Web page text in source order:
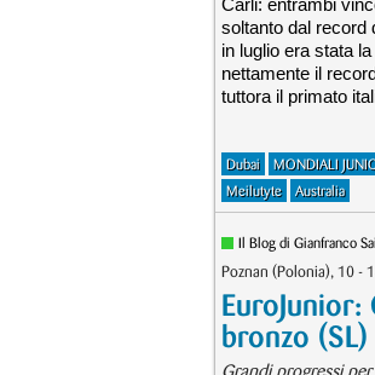
Carli: entrambi
soltanto dal record
in luglio era stata
nettamente il
tuttora il primato
Dubai MONDIALI
Meilutyte
Australia
Il Blog di Gianfranco
Poznan (Polonia), 10 -
EuroJunior:
bronzo (SL)